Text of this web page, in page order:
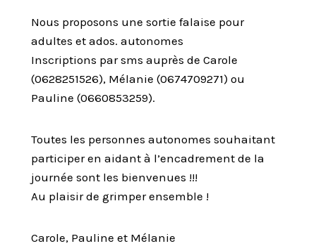
Nous proposons une sortie falaise pour
adultes et ados. autonomes
Inscriptions par sms auprès de Carole
(0628251526), Mélanie (0674709271) ou
Pauline (0660853259).
Toutes les personnes autonomes souhaitant
participer en aidant à l’encadrement de la
journée sont les bienvenues !!!
Au plaisir de grimper ensemble !
Carole, Pauline et Mélanie